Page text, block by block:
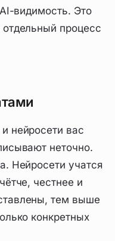
видимость. Это
процесс
нейросети вас
неточно.
Нейросети учатся
честнее и
тем выше
конкретных